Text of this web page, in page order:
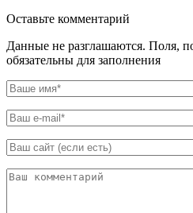
Оставьте комментарий
Данные не разглашаются. Поля,
обязательны для заполнения